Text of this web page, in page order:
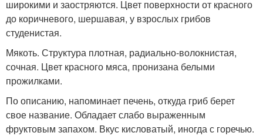
широкими и заостряются. Цвет поверхности от красного
до коричневого, шершавая, у взрослых грибов
студенистая.
Мякоть. Структура плотная, радиально-волокнистая,
сочная. Цвет красного мяса, пронизана белыми
прожилками.
По описанию, напоминает печень, откуда гриб берет
свое название. Обладает слабо выраженным
фруктовым запахом. Вкус кисловатый, иногда с горечью.